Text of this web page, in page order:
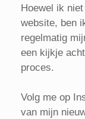
Hoewel ik
website, ben
regelmatig
een kijkje
proces.
Volg me op
van mijn